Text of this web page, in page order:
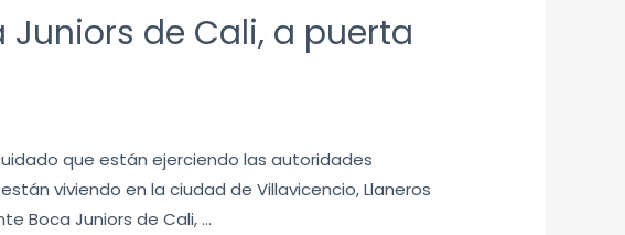
Juniors de Cali, a puerta
que están ejerciendo las autoridades
viviendo en la ciudad de Villavicencio, Llaneros
Boca Juniors de Cali, …